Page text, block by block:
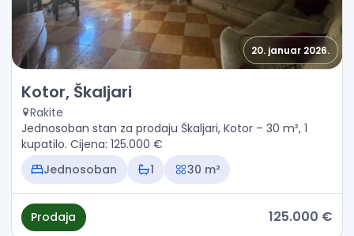
20. januar 2026.
Prodaja - Stan Kotor, Škaljari
Kotor, Škaljari
Rakite
Jednosoban stan za prodaju Škaljari, Kotor – 30 m², 1
kupatilo. Cijena: 125.000 €
Jednosoban
1 30 m²
Prodaja 125.000 €